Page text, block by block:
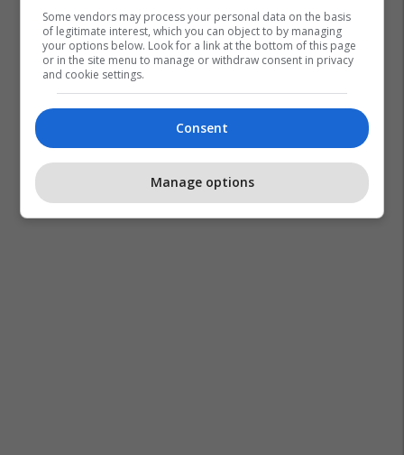
Some vendors may process your personal data on the basis
of legitimate interest, which you can object to by managing
your options below. Look for a link at the bottom of this page
or in the site menu to manage or withdraw consent in privacy
and cookie settings.
Consent
Manage options